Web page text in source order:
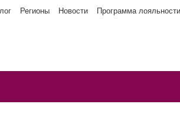
Регионы Новости Программа лояльности